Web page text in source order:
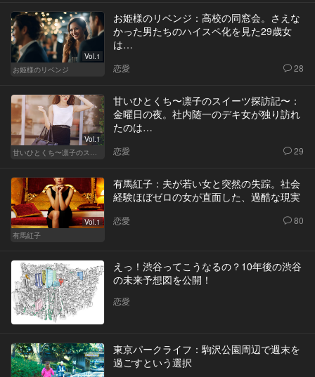
Vol.1
お姫様のリベンジ
お姫様のリベンジ：高校の同窓会。さえな
かった男たちのハイスペ化を見た29歳女
は…
恋愛 28
Vol.1
甘いひとくち〜凛子のスイーツ探訪記〜
甘いひとくち〜凛子のスイーツ探訪記〜：
金曜日の夜。社内随一のデキ女が独り訪れ
たのは…
恋愛 29
Vol.1
有馬紅子
有馬紅子：夫が若い女と突然の失踪。社会
経験ほぼゼロの女が直面した、過酷な現実
恋愛 80
えっ！渋谷ってこうなるの？10年後の渋谷
の未来予想図を公開！
恋愛
東京パークライフ：駒沢公園周辺で週末を
過ごすという選択